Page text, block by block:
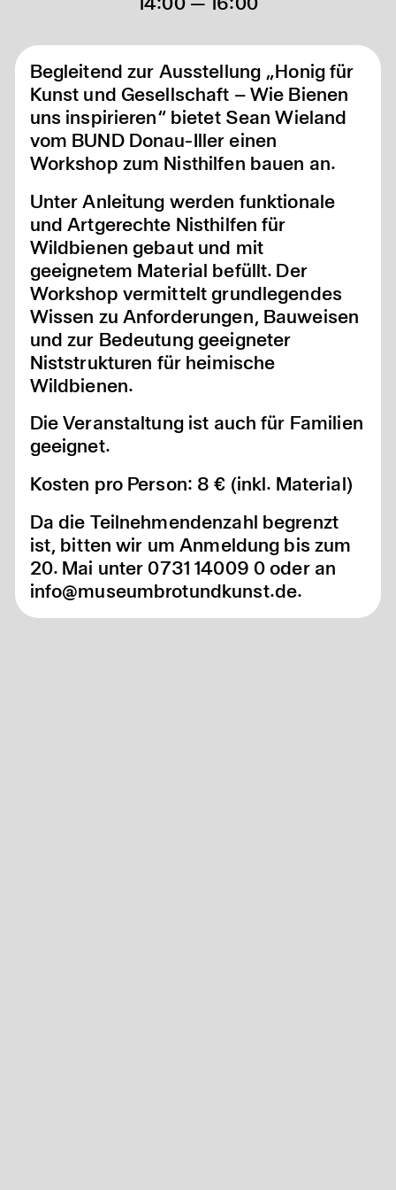
Begleitend zur Ausstellung „Honig für
Kunst und Gesellschaft – Wie Bienen
uns inspirieren“ bietet Sean Wieland
vom BUND Donau-Iller einen
Workshop zum Nisthilfen bauen an.
Unter Anleitung werden funktionale
und Artgerechte Nisthilfen für
Wildbienen gebaut und mit
geeignetem Material befüllt. Der
Workshop vermittelt grundlegendes
Wissen zu Anforderungen, Bauweisen
und zur Bedeutung geeigneter
Niststrukturen für heimische
Wildbienen.
Die Veranstaltung ist auch für Familien
geeignet.
Kosten pro Person: 8 € (inkl. Material)
Da die Teilnehmendenzahl begrenzt
ist, bitten wir um Anmeldung bis zum
20. Mai unter 0731 14009 0 oder an
info@museumbrotundkunst.de.